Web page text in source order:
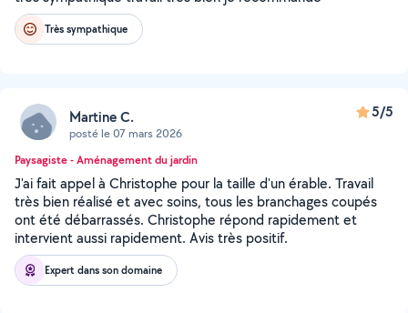
Très sympathique
Martine C.
posté le 07 mars 2026
5/5
Paysagiste - Aménagement du jardin
J'ai fait appel à Christophe pour la taille d'un érable. Travail
très bien réalisé et avec soins, tous les branchages coupés
ont été débarrassés. Christophe répond rapidement et
intervient aussi rapidement. Avis très positif.
Expert dans son domaine